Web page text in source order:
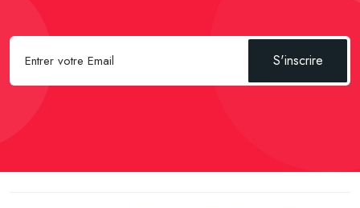
S'inscrire